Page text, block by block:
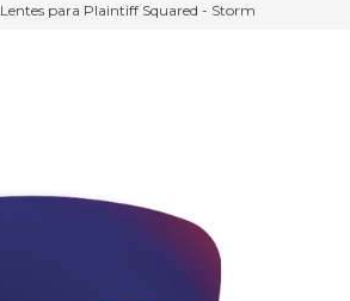
Lentes para Plaintiff Squared - Storm